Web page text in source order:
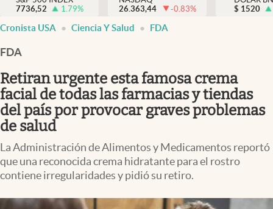
México
Espiritual
Streaming
Lifestyle
7736,52
1.79%
26.363,44
-0.83%
$ 1520
Cronista USA Ciencia Y Salud FDA
FDA
Retiran urgente esta famosa crema
facial de todas las farmacias y tiendas
del país por provocar graves problemas
de salud
La Administración de Alimentos y Medicamentos reportó
que una reconocida crema hidratante para el rostro
contiene irregularidades y pidió su retiro.